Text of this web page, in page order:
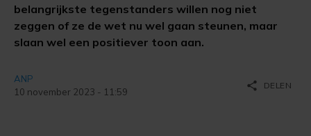
belangrijkste tegenstanders willen nog niet
zeggen of ze de wet nu wel gaan steunen, maar
slaan wel een positiever toon aan.
ANP
10 november 2023 - 11:59
share DELEN